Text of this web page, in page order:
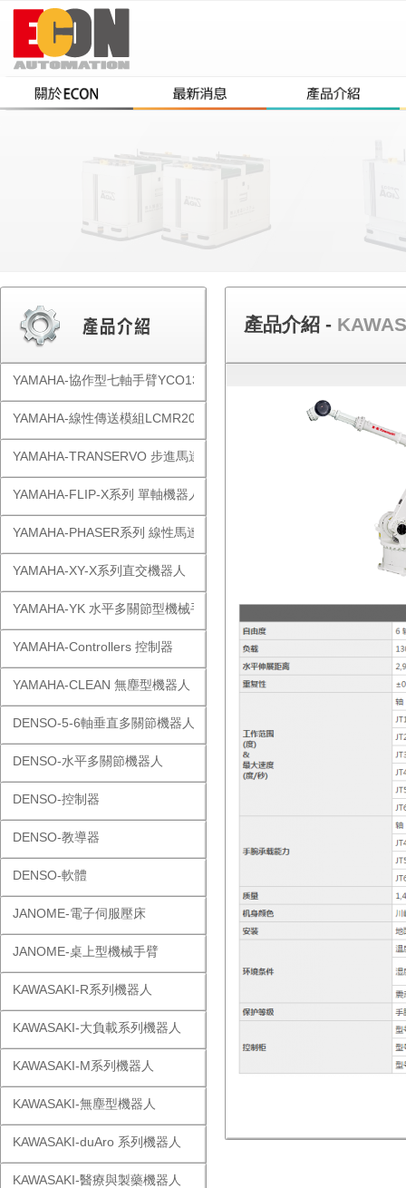
YAMAHA-協作型七軸手臂YCO1300
YAMAHA-線性傳送模組LCMR200
YAMAHA-TRANSERVO 步進馬達單軸
YAMAHA-FLIP-X系列 單軸機器人
YAMAHA-PHASER系列 線性馬達
YAMAHA-XY-X系列直交機器人
YAMAHA-YK 水平多關節型機械手
YAMAHA-Controllers 控制器
YAMAHA-CLEAN 無塵型機器人
DENSO-5-6軸垂直多關節機器人
DENSO-水平多關節機器人
DENSO-控制器
DENSO-教導器
DENSO-軟體
JANOME-電子伺服壓床
JANOME-桌上型機械手臂
KAWASAKI-R系列機器人
KAWASAKI-大負載系列機器人
KAWASAKI-M系列機器人
KAWASAKI-無塵型機器人
KAWASAKI-duAro 系列機器人
KAWASAKI-醫療與製藥機器人
產品介紹 -